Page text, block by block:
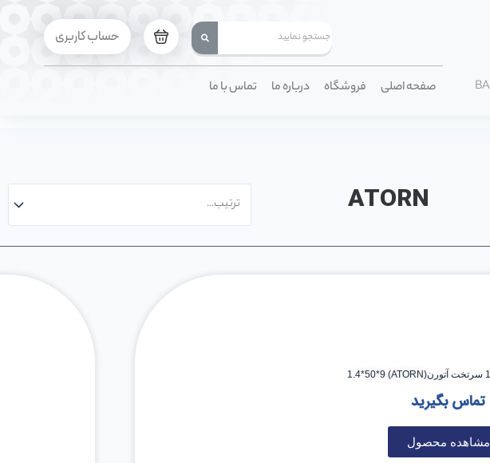
حساب کاربری
صفحه اصلی فروشگاه درباره ما تماس با ما
ATORN
تماس بگیرید
مشاهده محصول